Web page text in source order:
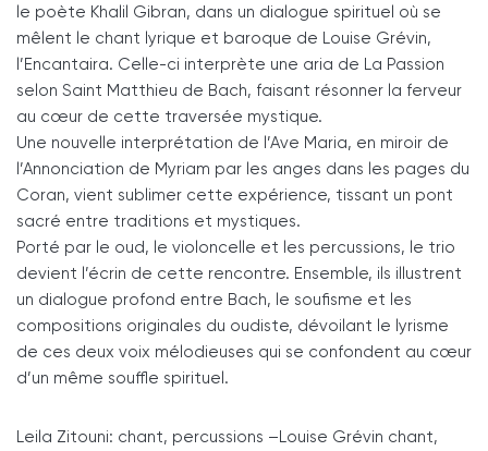
le poète Khalil Gibran, dans un dialogue spirituel où se
mêlent le chant lyrique et baroque de Louise Grévin,
l’Encantaira. Celle-ci interprète une aria de La Passion
selon Saint Matthieu de Bach, faisant résonner la ferveur
au cœur de cette traversée mystique.
Une nouvelle interprétation de l’Ave Maria, en miroir de
l’Annonciation de Myriam par les anges dans les pages du
Coran, vient sublimer cette expérience, tissant un pont
sacré entre traditions et mystiques.
Porté par le oud, le violoncelle et les percussions, le trio
devient l’écrin de cette rencontre. Ensemble, ils illustrent
un dialogue profond entre Bach, le soufisme et les
compositions originales du oudiste, dévoilant le lyrisme
de ces deux voix mélodieuses qui se confondent au cœur
d’un même souffle spirituel.
Leila Zitouni: chant, percussions –Louise Grévin chant,